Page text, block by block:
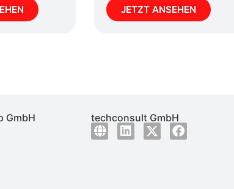
JETZT ANSEHEN
GmbH techconsult GmbH